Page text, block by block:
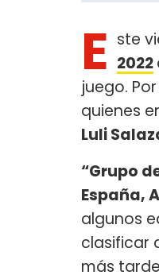
E ste
2022
juego.
quienes
Luli
“Grupo
España,
algunos
clasificar
más